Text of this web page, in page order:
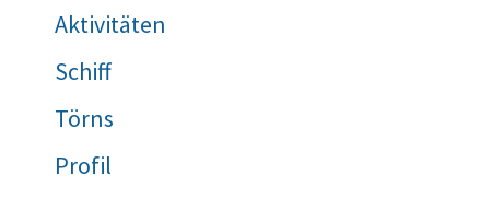
Aktivitäten
Schiff
Törns
Profil